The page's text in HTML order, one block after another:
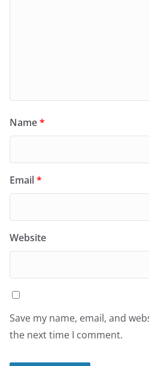
Name*
Email*
Website
Save my name, email, and
the next time I comment.